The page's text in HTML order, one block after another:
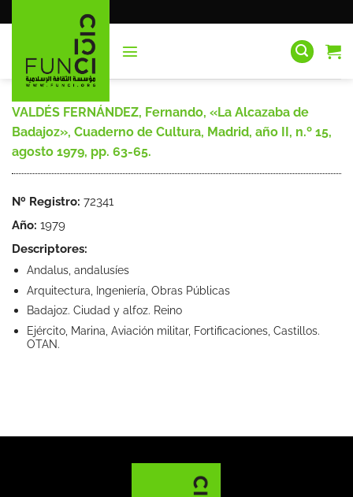
al
VALDÉS FERNÁNDEZ, Fernando, «La Alcazaba de
Badajoz», Cuaderno de Cultura, Madrid, año II, n.º 15,
agosto 1979, pp. 63-65.
Nº Registro: 72341
Año: 1979
Descriptores:
Andalus, andalusíes
Arquitectura, Ingeniería, Obras Públicas
Badajoz. Ciudad y alfoz. Reino
Ejército, Marina, Aviación militar, Fortificaciones, Castillos.
OTAN.